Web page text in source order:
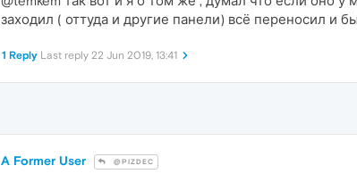
заходил ( оттуда и другие панели) всё переносил и
1 Reply Last reply 22 Jun 2019, 13:41
A Former User @PIZDEC